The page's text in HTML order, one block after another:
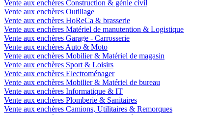
Vente aux enchères Construction & génie civil
Vente aux enchères Outillage
Vente aux enchères HoReCa & brasserie
Vente aux enchères Matériel de manutention & Logistique
Vente aux enchères Garage - Carrosserie
Vente aux enchères Auto & Moto
Vente aux enchères Mobilier & Matériel de magasin
Vente aux enchères Sport & Loisirs
Vente aux enchères Electroménager
Vente aux enchères Mobilier & Matériel de bureau
Vente aux enchères Informatique & IT
Vente aux enchères Plomberie & Sanitaires
Vente aux enchères Camions, Utilitaires & Remorques